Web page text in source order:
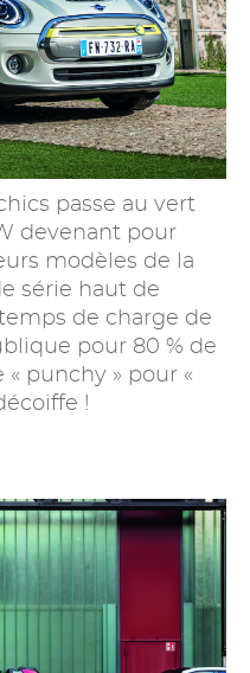
passe au vert
devenant pour
modèles de la
série haut de
de charge de
pour 80 % de
punchy » pour «
!